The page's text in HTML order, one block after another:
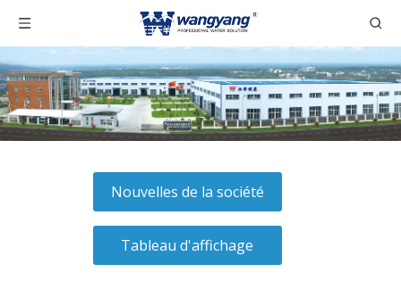
Nouvelles de la société
Tableau d'affichage